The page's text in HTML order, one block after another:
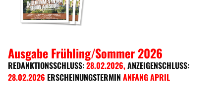
Ausgabe Frühling/Sommer 2026
REDANKTIONSSCHLUSS:28.02.2026,ANZEIGENSCHLUSS:
28.02.2026 ERSCHEINUNGSTERMIN ANFANG APRIL